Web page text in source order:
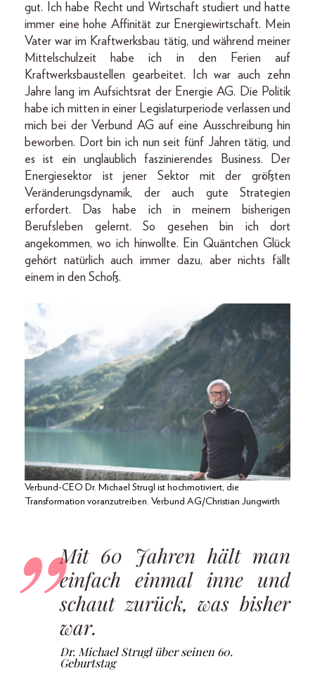
gut. Ich habe Recht und Wirtschaft studiert und hatte
immer eine hohe Affinität zur Energiewirtschaft. Mein
Vater war im Kraftwerksbau tätig, und während meiner
Mittelschulzeit habe ich in den Ferien auf
Kraftwerksbaustellen gearbeitet. Ich war auch zehn
Jahre lang im Aufsichtsrat der Energie AG. Die Politik
habe ich mitten in einer Legislaturperiode verlassen und
mich bei der Verbund AG auf eine Ausschreibung hin
beworben. Dort bin ich nun seit fünf Jahren tätig, und
es ist ein unglaublich faszinierendes Business. Der
Energiesektor ist jener Sektor mit der größten
Veränderungsdynamik, der auch gute Strategien
erfordert. Das habe ich in meinem bisherigen
Berufsleben gelernt. So gesehen bin ich dort
angekommen, wo ich hinwollte. Ein Quäntchen Glück
gehört natürlich auch immer dazu, aber nichts fällt
einem in den Schoß.
Verbund-CEO Dr. Michael Strugl ist hochmotiviert, die
Transformation voranzutreiben. Verbund AG/Christian Jungwirth
Mit 60 Jahren hält man
einfach einmal inne und
schaut zurück, was bisher
war.
Dr. Michael Strugl über seinen 60.
Geburtstag